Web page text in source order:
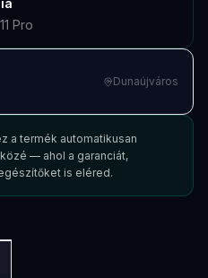
Pro
Dunaújváros
a termék automatikusan
közé — ahol a garanciát,
is eléred.